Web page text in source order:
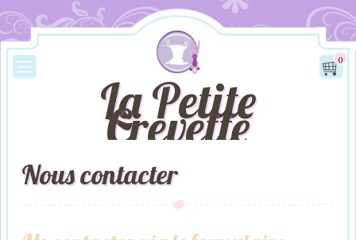
La Petite
Crevette
0
Nous contacter